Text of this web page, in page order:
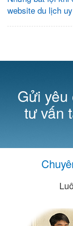
website du lịch
Gửi
tư vấn